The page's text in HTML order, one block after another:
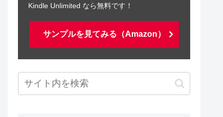
Kindle Unlimited なら無料です！
サンプルを見てみる（Amazon）